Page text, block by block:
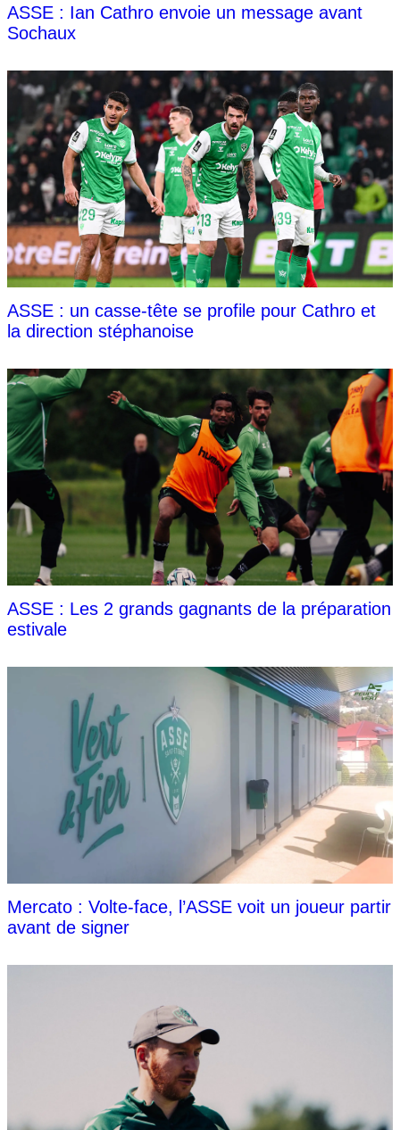
ASSE : Ian Cathro envoie un message avant
Sochaux
ASSE : un casse-tête se profile pour Cathro et
la direction stéphanoise
ASSE : Les 2 grands gagnants de la préparation
estivale
Mercato : Volte-face, l’ASSE voit un joueur partir
avant de signer